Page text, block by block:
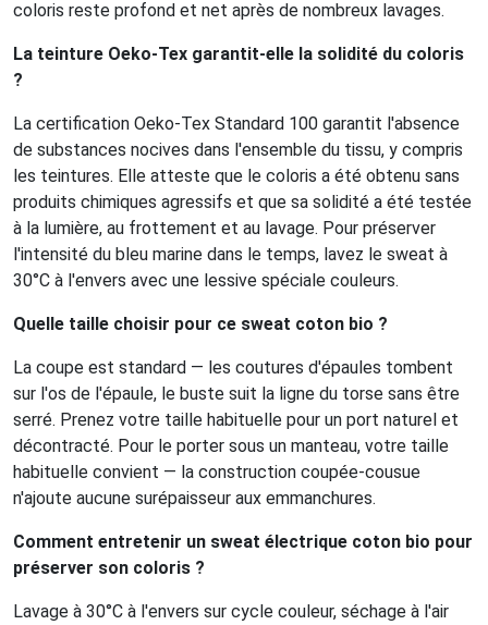
coloris reste profond et net après de nombreux lavages.
La teinture Oeko-Tex garantit-elle la solidité du coloris
?
La certification Oeko-Tex Standard 100 garantit l'absence
de substances nocives dans l'ensemble du tissu, y compris
les teintures. Elle atteste que le coloris a été obtenu sans
produits chimiques agressifs et que sa solidité a été testée
à la lumière, au frottement et au lavage. Pour préserver
l'intensité du bleu marine dans le temps, lavez le sweat à
30°C à l'envers avec une lessive spéciale couleurs.
Quelle taille choisir pour ce sweat coton bio ?
La coupe est standard — les coutures d'épaules tombent
sur l'os de l'épaule, le buste suit la ligne du torse sans être
serré. Prenez votre taille habituelle pour un port naturel et
décontracté. Pour le porter sous un manteau, votre taille
habituelle convient — la construction coupée-cousue
n'ajoute aucune surépaisseur aux emmanchures.
Comment entretenir un sweat électrique coton bio pour
préserver son coloris ?
Lavage à 30°C à l'envers sur cycle couleur, séchage à l'air